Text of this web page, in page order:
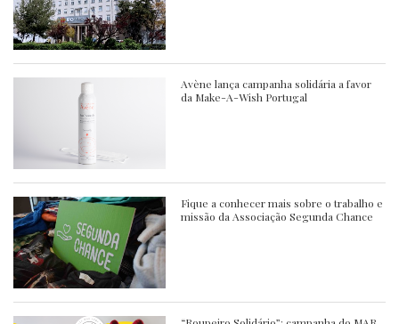
Avène lança campanha solidária a favor
da Make-A-Wish Portugal
Fique a conhecer mais sobre o trabalho e
missão da Associação Segunda Chance